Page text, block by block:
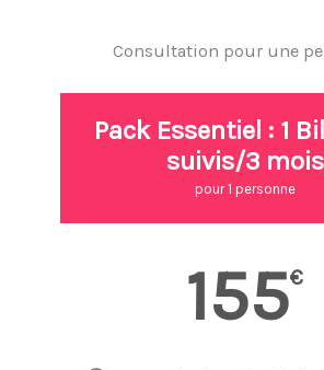
Consultation pour une
Pack Essentiel : 1
suivis/3 mois
pour 1 personne
155€